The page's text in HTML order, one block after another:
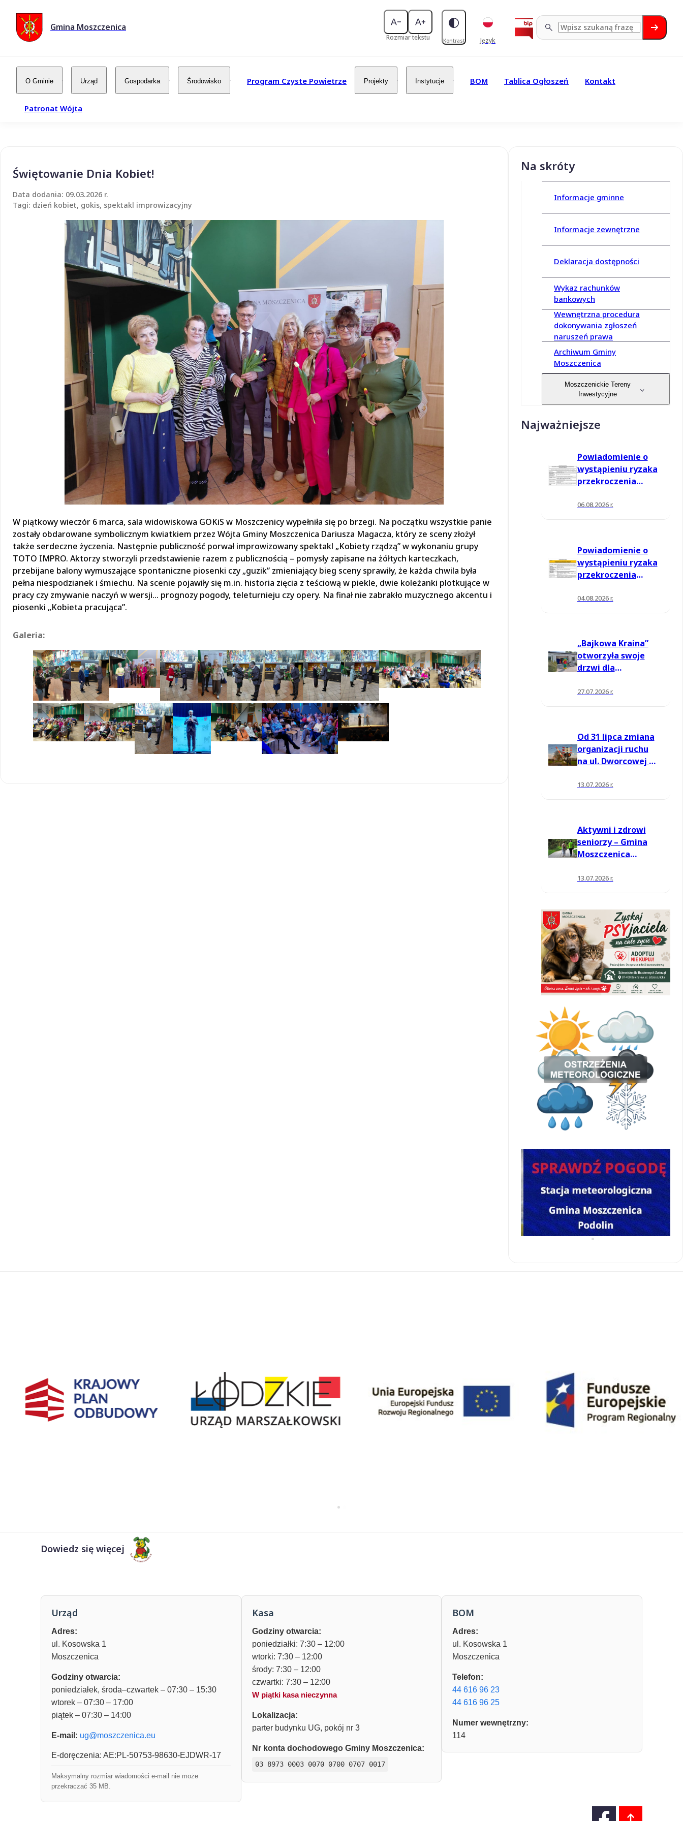
Gmina Moszczenica
Rozmiar tekstu Kontrast Język
O Gminie Urząd Gospodarka Środowisko Program Czyste Powietrze Projekty Instytucje BOM Tablica Ogłoszeń Kontakt
Patronat Wójta
Świętowanie Dnia Kobiet!
Data dodania: 09.03.2026 r.
Tagi: dzień kobiet, gokis, spektakl improwizacyjny
W piątkowy wieczór 6 marca, sala widowiskowa GOKiS w Moszczenicy wypełniła się po brzegi. Na początku wszystkie panie
zostały obdarowane symbolicznym kwiatkiem przez Wójta Gminy Moszczenica Dariusza Magacza, który ze sceny złożył
także serdeczne życzenia. Następnie publiczność porwał improwizowany spektakl „Kobiety rządzą” w wykonaniu grupy
TOTO IMPRO. Aktorzy stworzyli przedstawienie razem z publicznością – pomysły zapisane na żółtych karteczkach,
przebijane balony wymuszające spontaniczne piosenki czy „guzik” zmieniający bieg sceny sprawiły, że każda chwila była
pełna niespodzianek i śmiechu. Na scenie pojawiły się m.in. historia zięcia z teściową w piekle, dwie koleżanki plotkujące w
pracy czy zmywanie naczyń w wersji… prognozy pogody, teleturnieju czy opery. Na finał nie zabrakło muzycznego akcentu i
piosenki „Kobieta pracująca”.
Galeria:
Na skróty
Informacje gminne
Informacje zewnętrzne
Deklaracja dostępności
Wykaz rachunków
bankowych
Wewnętrzna procedura
dokonywania zgłoszeń
naruszeń prawa
Archiwum Gminy
Moszczenica
Moszczenickie Tereny
Inwestycyjne
Najważniejsze
Powiadomienie o
wystąpieniu ryzaka
przekroczenia
informowania dla
06.08.2026 r.
Powiadomienie o
wystąpieniu ryzaka
przekroczenia
informowania dla
04.08.2026 r.
„Bajkowa Kraina”
otworzyła swoje
drzwi dla
27.07.2026 r.
Od 31 lipca zmiana
organizacji ruchu
na ul. Dworcowej w
13.07.2026 r.
Aktywni i zdrowi
seniorzy – Gmina
Moszczenica
na nowe zajęcia
13.07.2026 r.
Dowiedz się więcej
Urząd
Adres:
ul. Kosowska 1
Moszczenica
Godziny otwarcia:
poniedziałek, środa–czwartek – 07:30 – 15:30
wtorek – 07:30 – 17:00
piątek – 07:30 – 14:00
E-mail: ug@moszczenica.eu
E-doręczenia: AE:PL-50753-98630-EJDWR-17
Maksymalny rozmiar wiadomości e-mail nie może
przekraczać 35 MB.
Kasa
Godziny otwarcia:
poniedziałki: 7:30 – 12:00
wtorki: 7:30 – 12:00
środy: 7:30 – 12:00
czwartki: 7:30 – 12:00
W piątki kasa nieczynna
Lokalizacja:
parter budynku UG, pokój nr 3
Nr konta dochodowego Gminy Moszczenica:
03 8973 0003 0070 0700 0707 0017
BOM
Adres:
ul. Kosowska 1
Moszczenica
Telefon:
44 616 96 23
44 616 96 25
Numer wewnętrzny:
114